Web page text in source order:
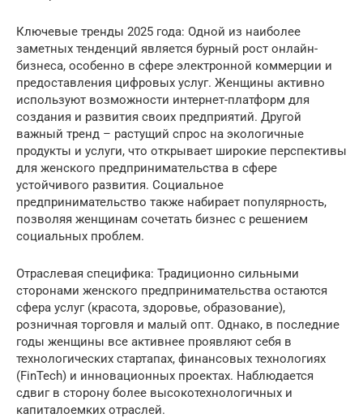
Ключевые тренды 2025 года: Одной из наиболее
заметных тенденций является бурный рост онлайн-
бизнеса, особенно в сфере электронной коммерции и
предоставления цифровых услуг. Женщины активно
используют возможности интернет-платформ для
создания и развития своих предприятий. Другой
важный тренд – растущий спрос на экологичные
продукты и услуги, что открывает широкие перспективы
для женского предпринимательства в сфере
устойчивого развития. Социальное
предпринимательство также набирает популярность,
позволяя женщинам сочетать бизнес с решением
социальных проблем.
Отраслевая специфика: Традиционно сильными
сторонами женского предпринимательства остаются
сфера услуг (красота, здоровье, образование),
розничная торговля и малый опт. Однако, в последние
годы женщины все активнее проявляют себя в
технологических стартапах, финансовых технологиях
(FinTech) и инновационных проектах. Наблюдается
сдвиг в сторону более высокотехнологичных и
капиталоемких отраслей.